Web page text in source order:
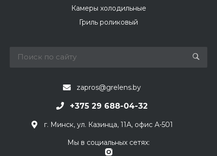
Камеры холодильные
Гриль роликовый
zapros@grelens.by
+375 29 688-04-32
г. Минск, ул. Казинца, 11А, офис А-501
Мы в социальных сетях: